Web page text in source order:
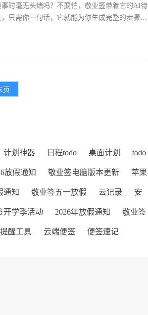
时毫无头绪吗？不要怕，敬业签带着它的AI待
只需你一句话，它就能为你生成完整的步骤清
页
计划神器 日程todo 桌面计划 todo
放假通知 敬业签电脑版本更新 苹果
通知 敬业签五一放假 云记录 安
开学季活动 2026年放假通知 敬业签
醒工具 云端便签 便签速记